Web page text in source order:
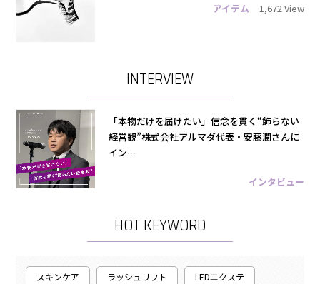
アイテム 1,672 View
INTERVIEW
「本物だけを届けたい」信念を貫く“飾らない
経営観”株式会社アルマダ代表・安藤潤さんに
イン…
インタビュー
HOT KEYWORD
スキンケア ラッシュリフト LEDエクステ